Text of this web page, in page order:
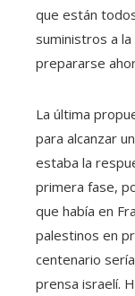
que están
suministros a
prepararse
La última
para alcanzar
estaba la
primera fase,
que había en
palestinos en
centenario
prensa israelí.